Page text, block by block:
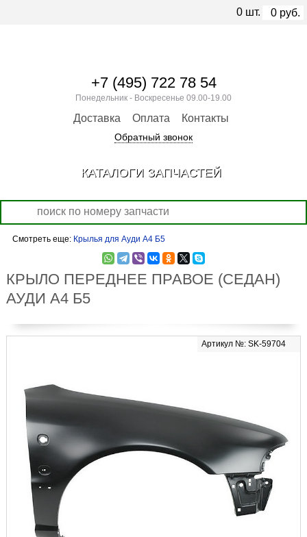
Смотреть еще: Крылья для Ауди А4 Б5
КРЫЛО ПЕРЕДНЕЕ ПРАВОЕ (СЕДАН)
АУДИ А4 Б5
Артикул №: SK-59704
+7 (495) 722 78 54
Понедельник - Воскресенье 09.00-19.00
Доставка Оплата Контакты
Обратный звонок
0 шт. 0 руб.
КАТАЛОГИ ЗАПЧАСТЕЙ